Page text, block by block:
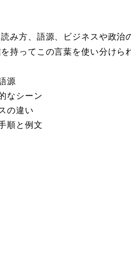
み方、語源、ビジネスや政
持ってこの言葉を使い分けら
源
なシーン
の違い
順と例文